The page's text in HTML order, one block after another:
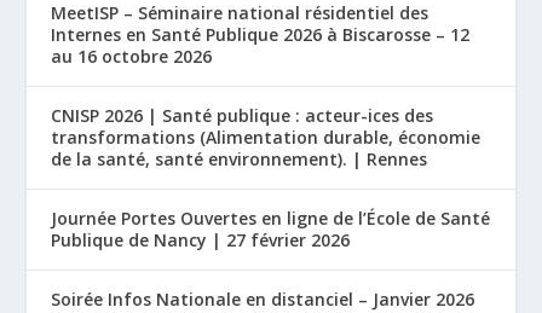
MeetISP – Séminaire national résidentiel des
Internes en Santé Publique 2026 à Biscarosse – 12
au 16 octobre 2026
CNISP 2026 | Santé publique : acteur-ices des
transformations (Alimentation durable, économie
de la santé, santé environnement). | Rennes
Journée Portes Ouvertes en ligne de l’École de Santé
Publique de Nancy | 27 février 2026
Soirée Infos Nationale en distanciel – Janvier 2026